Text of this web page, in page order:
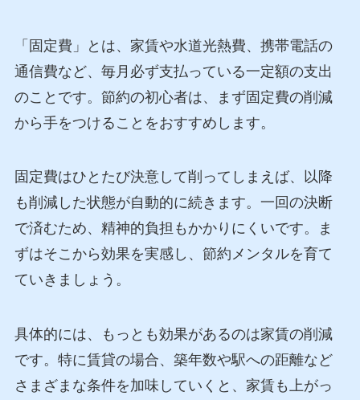
「固定費」とは、家賃や水道光熱費、携帯電話の
通信費など、毎月必ず支払っている一定額の支出
のことです。節約の初心者は、まず固定費の削減
から手をつけることをおすすめします。
固定費はひとたび決意して削ってしまえば、以降
も削減した状態が自動的に続きます。一回の決断
で済むため、精神的負担もかかりにくいです。ま
ずはそこから効果を実感し、節約メンタルを育て
ていきましょう。
具体的には、もっとも効果があるのは家賃の削減
です。特に賃貸の場合、築年数や駅への距離など
さまざまな条件を加味していくと、家賃も上がっ